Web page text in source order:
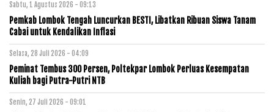
Sabtu, 1 Agustus 2026 - 09:13
Pemkab Lombok Tengah Luncurkan BESTI, Libatkan Ribuan Siswa Tanam
Cabai untuk Kendalikan Inflasi
Selasa, 28 Juli 2026 - 04:09
Peminat Tembus 300 Persen, Poltekpar Lombok Perluas Kesempatan
Kuliah bagi Putra-Putri NTB
Senin, 27 Juli 2026 - 09:01